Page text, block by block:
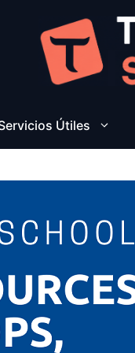
Útiles